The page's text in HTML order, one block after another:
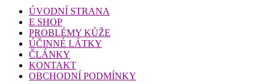
ÚVODNÍ STRANA
E SHOP
PROBLÉMY KŮŽE
ÚČINNÉ LÁTKY
ČLÁNKY
KONTAKT
OBCHODNÍ PODMÍNKY